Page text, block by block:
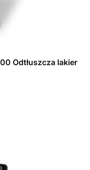
Odtłuszcza lakier